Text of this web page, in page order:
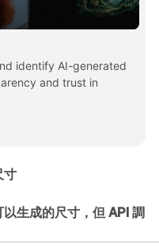
identify AI-generated
and trust in
寸
生成的尺寸，但 API 調